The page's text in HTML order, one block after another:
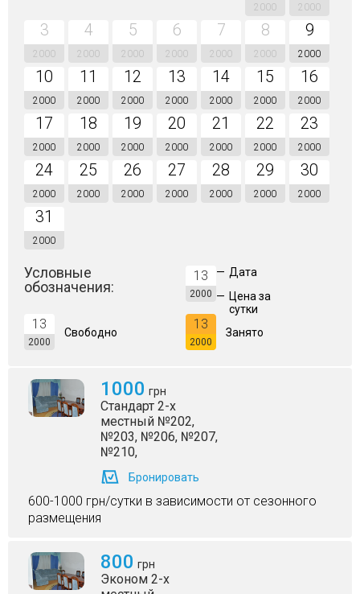
2000 2000
3
2000
4
2000
5
2000
6
2000
7
2000
8
2000
9
2000
10
2000
11
2000
12
2000
13
2000
14
2000
15
2000
16
2000
17
2000
18
2000
19
2000
20
2000
21
2000
22
2000
23
2000
24
2000
25
2000
26
2000
27
2000
28
2000
29
2000
30
2000
31
2000
Условные
обозначения:
13
2000
— Дата
— Цена за
сутки
13
2000
Свободно
13
2000
Занято
1000 грн
Стандарт 2-х
местный №202,
№203, №206, №207,
№210,
Бронировать
600-1000 грн/сутки в зависимости от сезонного
размещения
800 грн
Эконом 2-х